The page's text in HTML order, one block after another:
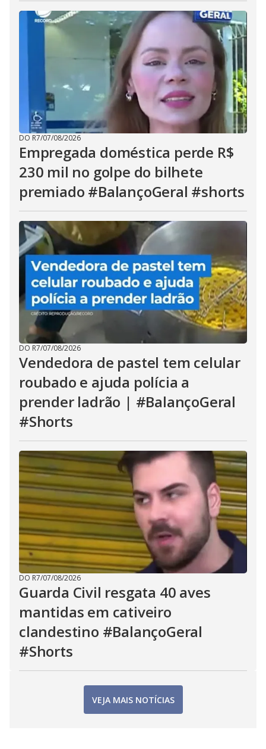
DO R7/07/08/2026
Empregada doméstica perde R$
230 mil no golpe do bilhete
premiado #BalançoGeral #shorts
DO R7/07/08/2026
Vendedora de pastel tem celular
roubado e ajuda polícia a
prender ladrão | #BalançoGeral
#Shorts
DO R7/07/08/2026
Guarda Civil resgata 40 aves
mantidas em cativeiro
clandestino #BalançoGeral
#Shorts
VEJA MAIS NOTÍCIAS